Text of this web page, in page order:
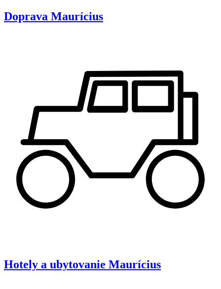
Doprava Maurícius
Hotely a ubytovanie Maurícius